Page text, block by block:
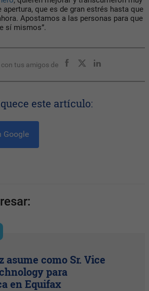
que es de gran estrés hasta que
Apostamos a las personas para que
sí mismos”.
tus amigos de
este artículo:
Google
asume como Sr. Vice
para
en Equifax